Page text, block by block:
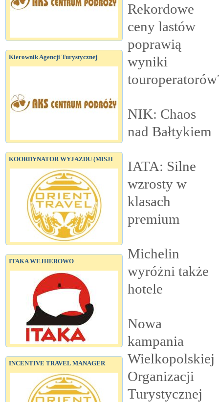
Kierownik Agencji Turystycznej
KOORDYNATOR WYJAZDU (MISJI
ITAKA WEJHEROWO
INCENTIVE TRAVEL MANAGER
Rekordowe
ceny lastów
poprawią
wyniki
NIK: Chaos
nad Bałtykiem
IATA: Silne
wzrosty w
klasach
premium
Michelin
wyróżni także
hotele
Nowa
kampania
Wielkopolskiej
Organizacji
Turystycznej